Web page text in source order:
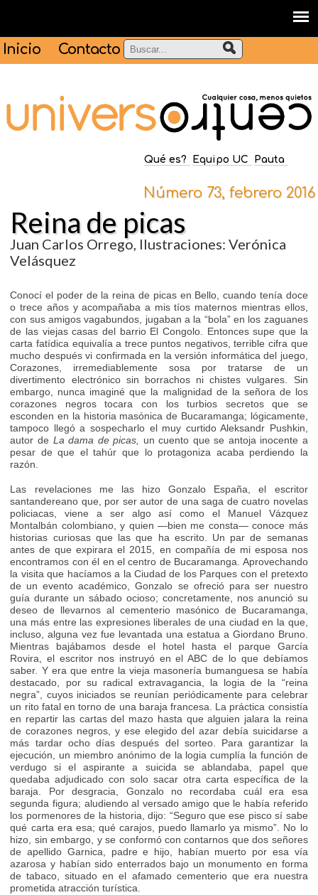
Inicio Contacto
Qué es? Equipo UC Pauta
Número 73, febrero 2016
Reina de picas
Juan Carlos Orrego, Ilustraciones: Verónica
Velásquez
Conocí el poder de la reina de picas en Bello, cuando tenía doce
o trece años y acompañaba a mis tíos maternos mientras ellos,
con sus amigos vagabundos, jugaban a la “bola” en los zaguanes
de las viejas casas del barrio El Congolo. Entonces supe que la
carta fatídica equivalía a trece puntos negativos, terrible cifra que
mucho después vi confirmada en la versión informática del juego,
Corazones, irremediablemente sosa por tratarse de un
divertimento electrónico sin borrachos ni chistes vulgares. Sin
embargo, nunca imaginé que la malignidad de la señora de los
corazones negros tocara con los turbios secretos que se
esconden en la historia masónica de Bucaramanga; lógicamente,
tampoco llegó a sospecharlo el muy curtido Aleksandr Pushkin,
autor de La dama de picas,
un cuento que se antoja inocente a
pesar de que el tahúr que lo protagoniza acaba perdiendo la
razón.
Las revelaciones me las hizo Gonzalo España, el escritor
santandereano que, por ser autor de una saga de cuatro novelas
policiacas, viene a ser algo así como el Manuel Vázquez
Montalbán colombiano, y quien —bien me consta— conoce más
historias curiosas que las que ha escrito. Un par de semanas
antes de que expirara el 2015, en compañía de mi esposa nos
encontramos con él en el centro de Bucaramanga. Aprovechando
la visita que hacíamos a la Ciudad de los Parques con el pretexto
de un evento académico, Gonzalo se ofreció para ser nuestro
guía durante un sábado ocioso; concretamente, nos anunció su
deseo de llevarnos al cementerio masónico de Bucaramanga,
una más entre las expresiones liberales de una ciudad en la que,
incluso, alguna vez fue levantada una estatua a Giordano Bruno.
Mientras bajábamos desde el hotel hasta el parque García
Rovira, el escritor nos instruyó en el ABC de lo que debíamos
saber. Y era que entre la vieja masonería bumanguesa se había
destacado, por su radical extravagancia, la logia de la “reina
negra”, cuyos iniciados se reunían periódicamente para celebrar
un rito fatal en torno de una baraja francesa. La práctica consistía
en repartir las cartas del mazo hasta que alguien jalara la reina
de corazones negros, y ese elegido del azar debía suicidarse a
más tardar ocho días después del sorteo. Para garantizar la
ejecución, un miembro anónimo de la logia cumplía la función de
verdugo si el aspirante a suicida se ablandaba, papel que
quedaba adjudicado con solo sacar otra carta específica de la
baraja. Por desgracia, Gonzalo no recordaba cuál era esa
segunda figura; aludiendo al versado amigo que le había referido
los pormenores de la historia, dijo: “Seguro que ese pisco sí sabe
qué carta era esa; qué carajos, puedo llamarlo ya mismo”. No lo
hizo, sin embargo, y se conformó con contarnos que dos señores
de apellido Garnica, padre e hijo, habían muerto por esa vía
azarosa y habían sido enterrados bajo un monumento en forma
de tabaco, situado en el afamado cementerio que era nuestra
prometida atracción turística.